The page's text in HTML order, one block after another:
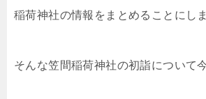
稲荷神社の情報をまとめることにし
そんな笠間稲荷神社の初詣について